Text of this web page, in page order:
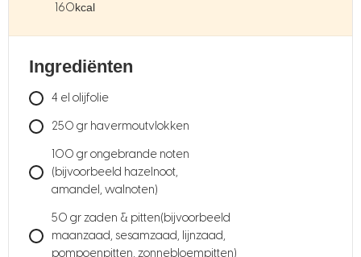
160kcal
Ingrediënten
4 el olijfolie
250 gr havermoutvlokken
100 grongebrande noten
(bijvoorbeeld hazelnoot,
amandel, walnoten)
50 grzaden & pitten(bijvoorbeeld
maanzaad, sesamzaad, lijnzaad,
pompoenpitten, zonnebloempitten)